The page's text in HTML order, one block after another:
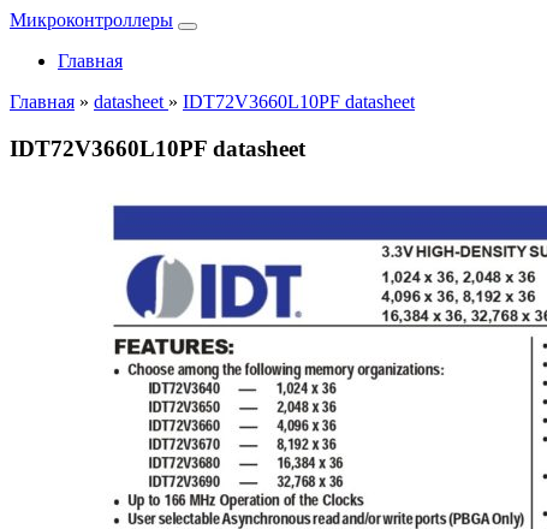
Микроконтроллеры
Главная
Главная » datasheet » IDT72V3660L10PF datasheet
IDT72V3660L10PF datasheet